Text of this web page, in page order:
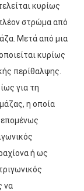
κυρίως
στρώμα από
Μετά από μια
κυρίως
περίθαλψης.
για τη
η οποία
ή ως
να